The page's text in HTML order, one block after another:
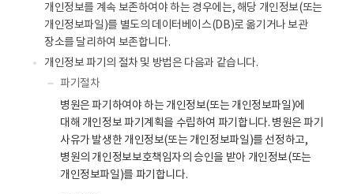
개인정보를 계속 보존하여야 하는 경우에는, 해당 개인정보(또는
개인정보파일)를 별도의 데이터베이스(DB)로 옮기거나 보관
장소를 달리하여 보존합니다.
개인정보 파기의 절차 및 방법은 다음과 같습니다.
파기절차
병원은 파기하여야 하는 개인정보(또는 개인정보파일)에
대해 개인정보 파기계획을 수립하여 파기합니다. 병원은 파기
사유가 발생한 개인정보(또는 개인정보파일)를 선정하고,
병원의 개인정보보호책임자의 승인을 받아 개인정보(또는
개인정보파일)를 파기합니다.